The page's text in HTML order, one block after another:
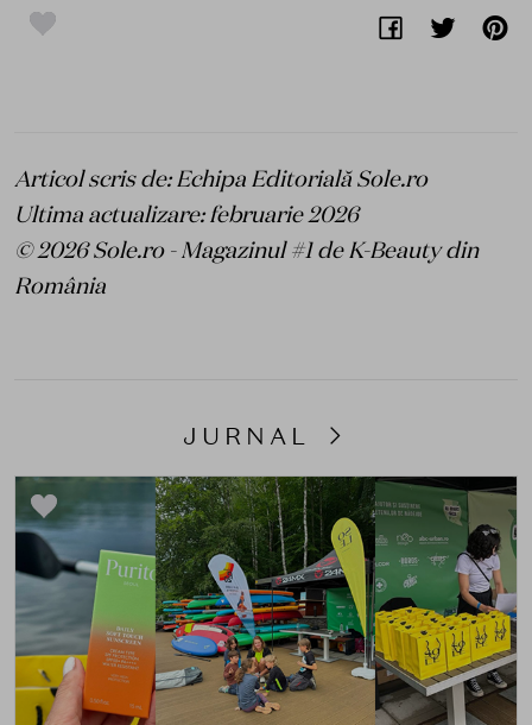
Articol scris de: Echipa Editorială Sole.ro
Ultima actualizare: februarie 2026
© 2026 Sole.ro - Magazinul #1 de K-Beauty din
România
JURNAL